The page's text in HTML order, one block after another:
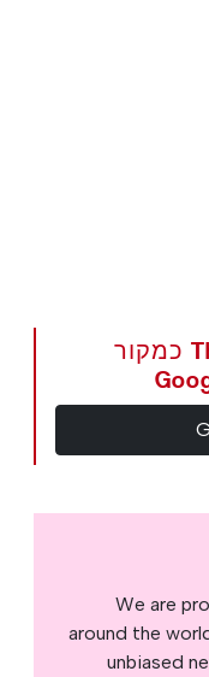
הגדר את The Portugal News כמקור
We are
around the
unbiased